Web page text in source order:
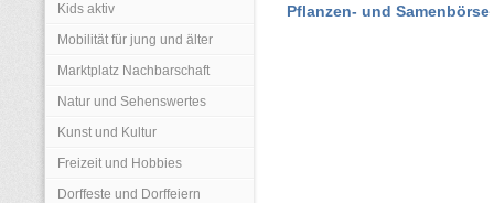
Kids aktiv
Mobilität für jung und älter
Marktplatz Nachbarschaft
Natur und Sehenswertes
Kunst und Kultur
Freizeit und Hobbies
Dorffeste und Dorffeiern
Pflanzen- und Samenbörse